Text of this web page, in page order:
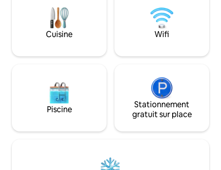
serviettes n'est pas incluse dans votre
séjour, mais nous avons ce qu'il vous
faut. Vous pouvez louer du linge de lit et
des serviettes à l'arrivée. La location de
pouvez apporter votre propre linge de lit
pourrez profiter
locale
des cafés
verts et des
gamme aux
Cuisine Wifi
Piscine
Stationnement
gratuit sur place